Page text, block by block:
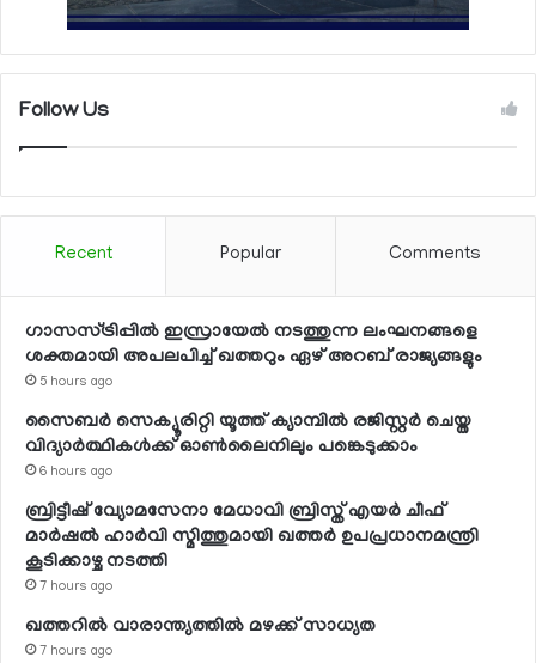
Follow Us
Recent Popular Comments
ഗാസസ്ട്രിപ്പില്‍ ഇസ്രായേല്‍ നടത്തുന്ന ലംഘനങ്ങളെ
ശക്തമായി അപലപിച്ച് ഖത്തറും ഏഴ് അറബ് രാജ്യങ്ങളും
5 hours ago
സൈബര്‍ സെക്യൂരിറ്റി യൂത്ത് ക്യാമ്പില്‍ രജിസ്റ്റര്‍ ചെയ്ത
വിദ്യാര്‍ത്ഥികള്‍ക്ക് ഓണ്‍ലൈനിലും പങ്കെടുക്കാം
6 hours ago
ബ്രിട്ടീഷ് വ്യോമസേനാ മേധാവി ബ്രിസ്ത് എയര്‍ ചീഫ്
മാര്‍ഷല്‍ ഹാര്‍വി സ്മിത്തുമായി ഖത്തര്‍ ഉപപ്രധാനമന്ത്രി
കൂടിക്കാഴ്ച നടത്തി
7 hours ago
ഖത്തറില്‍ വാരാന്ത്യത്തില്‍ മഴക്ക് സാധ്യത
7 hours ago